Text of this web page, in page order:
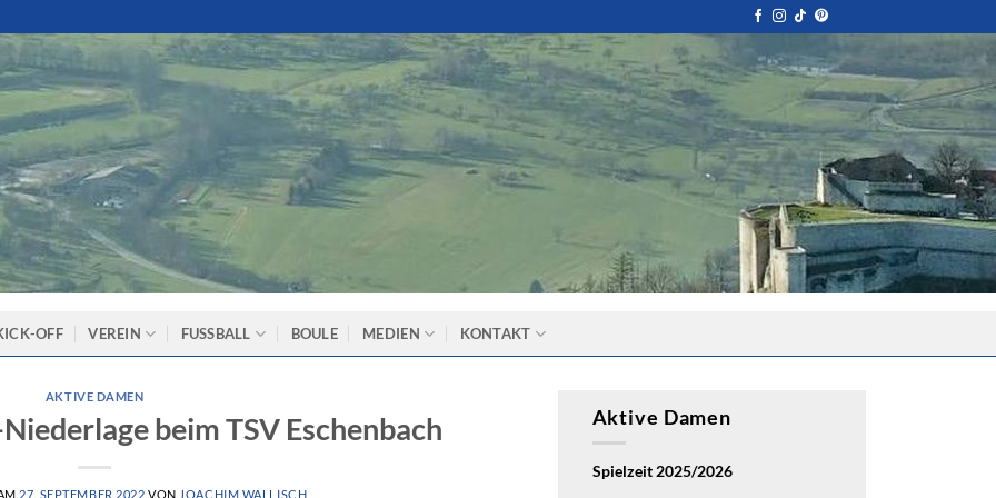
OFF VEREIN FUSSBALL BOULE MEDIEN KONTAKT
AKTIVE DAMEN
beim TSV Eschenbach
27. SEPTEMBER 2022 VON JOACHIM WALLISCH
Aktive Damen
Spielzeit 2025/2026